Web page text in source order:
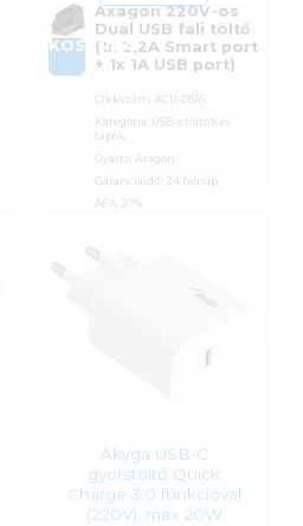
KOSÁRBA
Axagon 220V-os
Dual USB fali töltő
(1x 2,2A Smart port
+ 1x 1A USB port)
Cikkszám: ACU-DS16
Kategória: USB-s töltők és
tápok
Gyártó: Axagon
Garanciaidő: 24 hónap
ÁFA: 27%
3 990
Akyga USB-C
gyorstöltő Quick
Charge 3.0 funkcióval
(220V), max 20W